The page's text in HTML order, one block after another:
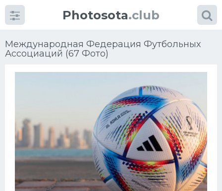
Photosota.club
Международная Федерация Футбольных
Ассоциаций (67 Фото)
Категории Фото
Много картинок...
Баскетбол